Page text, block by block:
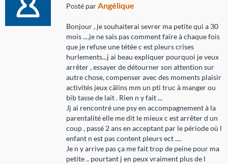
Posté parAngélique
Bonjour , je souhaiterai sevrer ma petite qui a 30
mois ....je ne sais pas comment faire à chaque fois
que je refuse une tétée c est pleurs crises
hurlements...j ai beau expliquer pourquoi je veux
arrêter , essayer de détourner son attention sur
autre chose, compenser avec des moments plaisir
activités jeux câlins mm un pti truc à manger ou
bib tasse de lait . Rien n y fait ...
Jj ai rencontré une psy en accompagnement à la
parentalité elle me dit le mieux c est arrêter d un
coup , passé 2 ans en acceptant par le période où l
enfant n est pas content pleurs ect ....
Je n y arrive pas ça me fait trop de peine pour ma
petite .. pourtant j en peux vraiment plus de l